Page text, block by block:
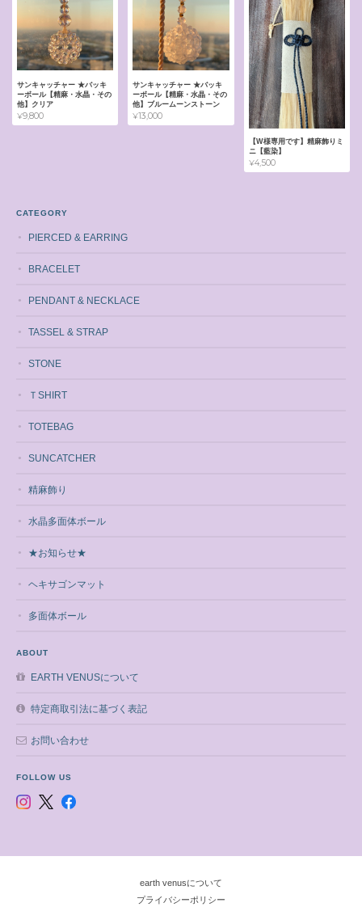
サンキャッチャー ★バッキ
ーボール【精麻・水晶・その
他】クリア
¥9,800
サンキャッチャー ★バッキ
ーボール【精麻・水晶・その
他】ブルームーンストーン
¥13,000
【W様専用です】精麻飾りミ
ニ【藍染】
¥4,500
CATEGORY
PIERCED & EARRING
BRACELET
PENDANT & NECKLACE
TASSEL & STRAP
STONE
ＴSHIRT
TOTEBAG
SUNCATCHER
精麻飾り
水晶多面体ボール
★お知らせ★
ヘキサゴンマット
多面体ボール
ABOUT
EARTH VENUSについて
特定商取引法に基づく表記
お問い合わせ
FOLLOW US
earth venusについて
プライバシーポリシー